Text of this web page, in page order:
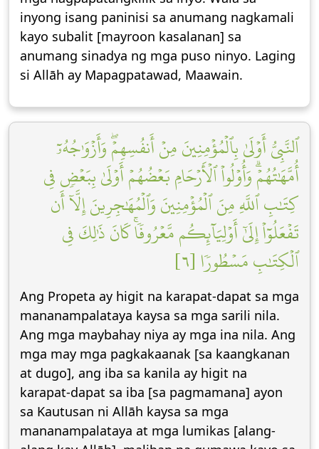
inyong isang paninisi sa anumang nagkamali
kayo subalit [mayroon kasalanan] sa
anumang sinadya ng mga puso ninyo. Laging
si Allāh ay Mapagpatawad, Maawain.
ٱلنَّبِيُّ أَوۡلَىٰ بِٱلۡمُؤۡمِنِينَ مِنۡ أَنفُسِهِمۡۖ وَأَزۡوَٰجُهُۥٓ
أُمَّهَٰتُهُمۡۗ وَأُوْلُواْ ٱلۡأَرۡحَامِ بَعۡضُهُمۡ أَوۡلَىٰ بِبَعۡضٖ فِي
كِتَٰبِ ٱللَّهِ مِنَ ٱلۡمُؤۡمِنِينَ وَٱلۡمُهَٰجِرِينَ إِلَّآ أَن
تَفۡعَلُوٓاْ إِلَىٰٓ أَوۡلِيَآئِكُم مَّعۡرُوفٗاۚ كَانَ ذَٰلِكَ فِي
ٱلۡكِتَٰبِ مَسۡطُورٗا [٦]
Ang Propeta ay higit na karapat-dapat sa mga
mananampalataya kaysa sa mga sarili nila.
Ang mga maybahay niya ay mga ina nila. Ang
mga may mga pagkakaanak [sa kaangkanan
at dugo], ang iba sa kanila ay higit na
karapat-dapat sa iba [sa pagmamana] ayon
sa Kautusan ni Allāh kaysa sa mga
mananampalataya at mga lumikas [alang-